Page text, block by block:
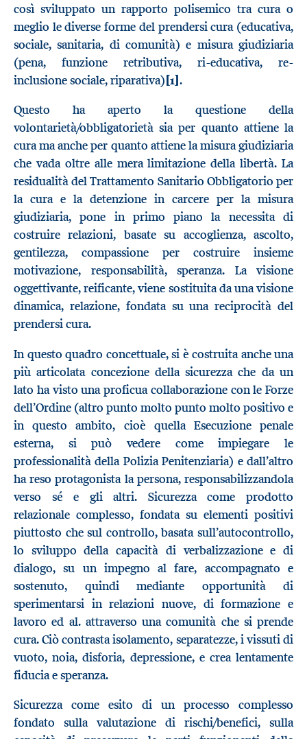
così sviluppato un rapporto polisemico tra cura o
meglio le diverse forme del prendersi cura (educativa,
sociale, sanitaria, di comunità) e misura giudiziaria
(pena, funzione retributiva, ri-educativa, re-
inclusione sociale, riparativa)[1].
Questo ha aperto la questione della
volontarietà/obbligatorietà sia per quanto attiene la
cura ma anche per quanto attiene la misura giudiziaria
che vada oltre alle mera limitazione della libertà. La
residualità del Trattamento Sanitario Obbligatorio per
la cura e la detenzione in carcere per la misura
giudiziaria, pone in primo piano la necessita di
costruire relazioni, basate su accoglienza, ascolto,
gentilezza, compassione per costruire insieme
motivazione, responsabilità, speranza. La visione
oggettivante, reificante, viene sostituita da una visione
dinamica, relazione, fondata su una reciprocità del
prendersi cura.
In questo quadro concettuale, si è costruita anche una
più articolata concezione della sicurezza che da un
lato ha visto una proficua collaborazione con le Forze
dell’Ordine (altro punto molto punto molto positivo e
in questo ambito, cioè quella Esecuzione penale
esterna, si può vedere come impiegare le
professionalità della Polizia Penitenziaria) e dall’altro
ha reso protagonista la persona, responsabilizzandola
verso sé e gli altri. Sicurezza come prodotto
relazionale complesso, fondata su elementi positivi
piuttosto che sul controllo, basata sull’autocontrollo,
lo sviluppo della capacità di verbalizzazione e di
dialogo, su un impegno al fare, accompagnato e
sostenuto, quindi mediante opportunità di
sperimentarsi in relazioni nuove, di formazione e
lavoro ed al. attraverso una comunità che si prende
cura. Ciò contrasta isolamento, separatezze, i vissuti di
vuoto, noia, disforia, depressione, e crea lentamente
fiducia e speranza.
Sicurezza come esito di un processo complesso
fondato sulla valutazione di rischi/benefici, sulla